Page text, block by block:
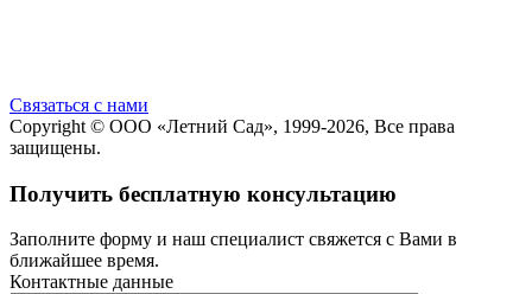
Cвязаться с нами
Copyright © ООО «Летний Сад», 1999-2026, Все права
защищены.
Получить бесплатную консультацию
Заполните форму и наш специалист свяжется с Вами в
ближайшее время.
Контактные данные